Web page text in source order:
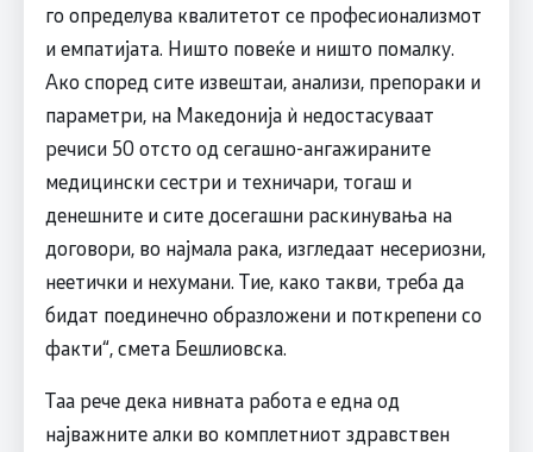
го определува квалитетот се професионализмот
и емпатијата. Ништо повеќе и ништо помалку.
Ако според сите извештаи, анализи, препораки и
параметри, на Македонија ѝ недостасуваат
речиси 50 отсто од сегашно-ангажираните
медицински сестри и техничари, тогаш и
денешните и сите досегашни раскинувања на
договори, во најмала рака, изгледаат несериозни,
неетички и нехумани. Тие, како такви, треба да
бидат поединечно образложени и поткрепени со
факти“, смета Бешлиовска.
Таа рече дека нивната работа е една од
најважните алки во комплетниот здравствен